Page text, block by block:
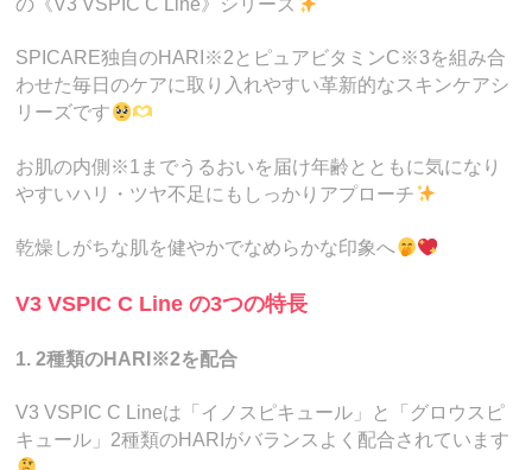
の《V3 VSPIC C Line》シリーズ
SPICARE独自のHARI※2とピュアビタミンC※3を組み合
わせた毎日のケアに取り入れやすい革新的なスキンケアシ
リーズです
お肌の内側※1までうるおいを届け年齢とともに気になり
やすいハリ・ツヤ不足にもしっかりアプローチ
乾燥しがちな肌を健やかでなめらかな印象へ
V3 VSPIC C Line の3つの特長
1. 2種類のHARI※2を配合
V3 VSPIC C Lineは「イノスピキュール」と「グロウスピ
キュール」2種類のHARIがバランスよく配合されています